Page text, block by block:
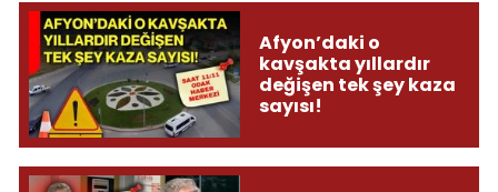
Afyon’daki o
kavşakta yıllardır
değişen tek şey kaza
sayısı!